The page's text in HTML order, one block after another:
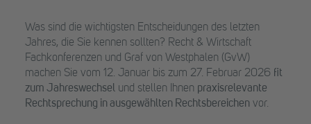
Was sind die wichtigsten Entscheidungen des letzten
Jahres, die Sie kennen sollten? Recht & Wirtschaft
Fachkonferenzen und Graf von Westphalen (GvW)
machen Sie vom 12. Januar bis zum 27. Februar 2026 fit
zum Jahreswechsel und stellen Ihnen praxisrelevante
Rechtsprechung in ausgewählten Rechtsbereichen vor.